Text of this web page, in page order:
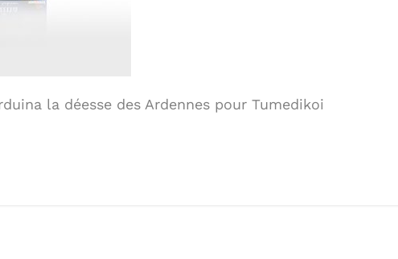
la déesse des Ardennes pour Tumedikoi